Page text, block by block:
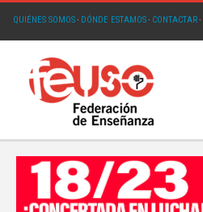
QUIÉNES SOMOS· DÓNDE ESTAMOS· CONTACTAR·